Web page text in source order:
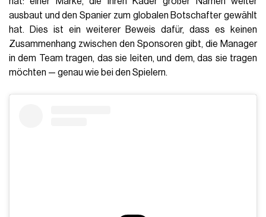
ausbaut und den Spanier zum globalen Botschafter gewählt
hat. Dies ist ein weiterer Beweis dafür, dass es keinen
Zusammenhang zwischen den Sponsoren gibt, die Manager
in dem Team tragen, das sie leiten, und dem, das sie tragen
möchten — genau wie bei den Spielern.